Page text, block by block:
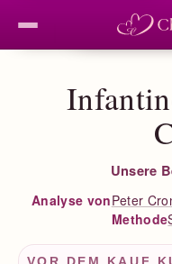
Unsere
Analyse vonPeter
Methode